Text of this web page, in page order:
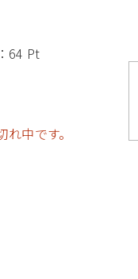
64 Pt
中です。